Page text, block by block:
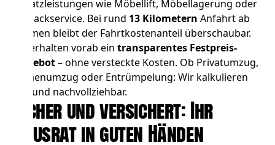
Zusatzleistungen wie Möbellift, Möbellagerung oder
Einpackservice. Bei rund 13 Kilometern Anfahrt ab
Bremen bleibt der Fahrtkostenanteil überschaubar.
Sie erhalten vorab eintransparentes Festpreis-
Angebot– ohne versteckte Kosten. Ob Privatumzug,
Firmenumzug oder Entrümpelung: Wir kalkulieren
fair und nachvollziehbar.
Sicher und versichert: Ihr
Hausrat in guten Händen